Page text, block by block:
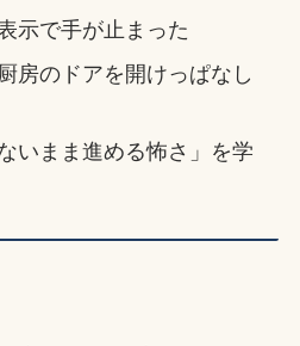
示で手が止まった
房のドアを開けっぱなし
いまま進める怖さ」を学